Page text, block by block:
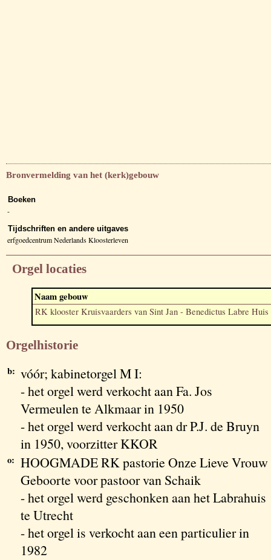
Bronvermelding van het (kerk)gebouw
Boeken
-
Tijdschriften en andere uitgaves
erfgoedcentrum Nederlands Kloosterleven
Orgel locaties
Naam gebouw
RK klooster Kruisvaarders van Sint Jan - Benedictus Labre Huis
Orgelhistorie
b: vóór; kabinetorgel M I:
- het orgel werd verkocht aan Fa. Jos
Vermeulen te Alkmaar in 1950
- het orgel werd verkocht aan dr P.J. de Bruyn
in 1950, voorzitter KKOR
o: HOOGMADE RK pastorie Onze Lieve Vrouw
Geboorte voor pastoor van Schaik
- het orgel werd geschonken aan het Labrahuis
te Utrecht
- het orgel is verkocht aan een particulier in
1982